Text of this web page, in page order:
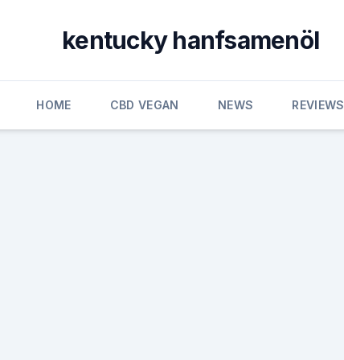
kentucky hanfsamenöl
HOME CBD VEGAN NEWS REVIEWS